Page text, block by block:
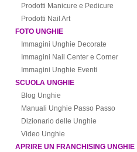
Prodotti Manicure e Pedicure
Prodotti Nail Art
FOTO UNGHIE
Immagini Unghie Decorate
Immagini Nail Center e Corner
Immagini Unghie Eventi
SCUOLA UNGHIE
Blog Unghie
Manuali Unghie Passo Passo
Dizionario delle Unghie
Video Unghie
APRIRE UN FRANCHISING UNGHIE